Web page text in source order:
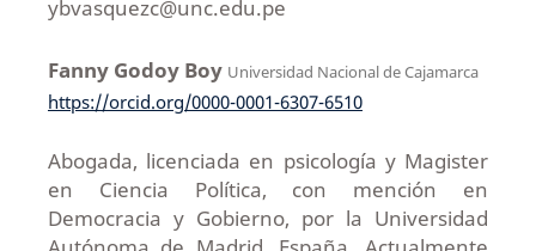
ybvasquezc@unc.edu.pe
Fanny Godoy Boy Universidad Nacional de Cajamarca
https://orcid.org/0000-0001-6307-6510
Abogada, licenciada en psicología y Magister
en Ciencia Política, con mención en
Democracia y Gobierno, por la Universidad